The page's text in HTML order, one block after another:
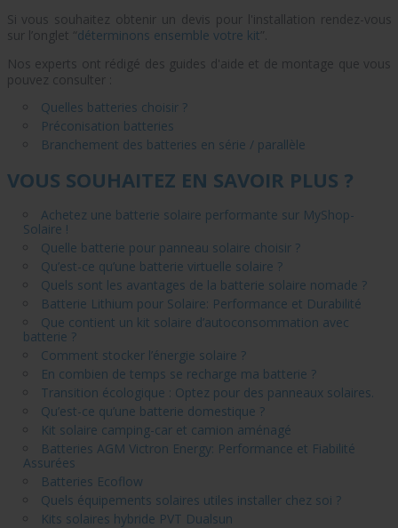
Si vous souhaitez obtenir un devis pour l'installation rendez-vous
sur l’onglet “déterminons ensemble votre kit”.
Nos experts ont rédigé des guides d'aide et de montage que vous
pouvez consulter :
Quelles batteries choisir ?
Préconisation batteries
Branchement des batteries en série / parallèle
VOUS SOUHAITEZ EN SAVOIR PLUS ?
Achetez une batterie solaire performante sur MyShop-
Solaire !
Quelle batterie pour panneau solaire choisir ?
Qu’est-ce qu’une batterie virtuelle solaire ?
Quels sont les avantages de la batterie solaire nomade ?
Batterie Lithium pour Solaire: Performance et Durabilité
Que contient un kit solaire d’autoconsommation avec
batterie ?
Comment stocker l’énergie solaire ?
En combien de temps se recharge ma batterie ?
Transition écologique : Optez pour des panneaux solaires.
Qu’est-ce qu’une batterie domestique ?
Kit solaire camping-car et camion aménagé
Batteries AGM Victron Energy: Performance et Fiabilité
Assurées
Batteries Ecoflow
Quels équipements solaires utiles installer chez soi ?
Kits solaires hybride PVT Dualsun